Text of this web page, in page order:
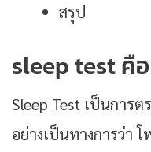
สรุป
sleep test คือ
Sleep Test เป็นการ
อย่างเป็นทางการว่า